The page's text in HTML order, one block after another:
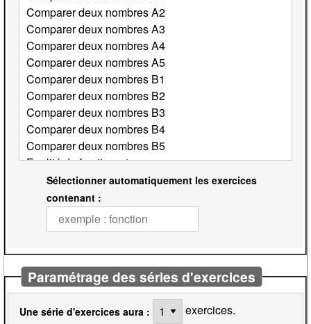
Sélectionner automatiquement les exercices
contenant :
Paramétrage des séries d'exercices
Une série d'exercices aura : exercices.